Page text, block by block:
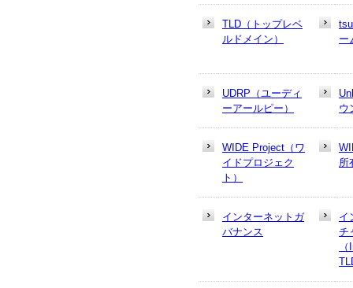
TLD（トップレベ
ルドメイン）
ー
UDRP（ユーディ
ーアールピー）
ウ
WIDE Project（ワ
イドプロジェク
ト）
所
インターネットガ
バナンス
イ
チ